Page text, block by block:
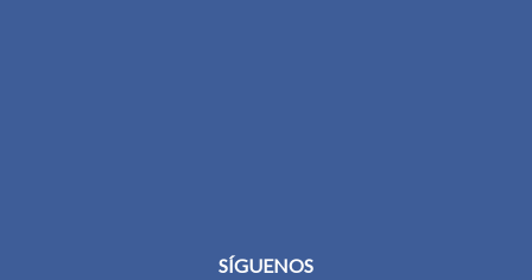
SÍGUENOS